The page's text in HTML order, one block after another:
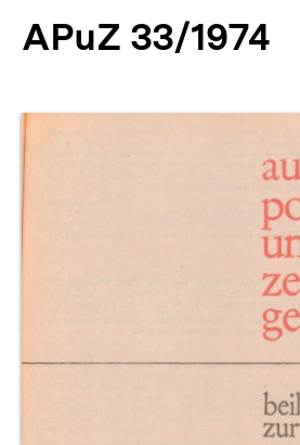
APuZ 33/1974
Produktvorschau